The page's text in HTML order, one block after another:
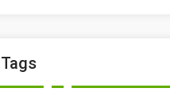
Tags